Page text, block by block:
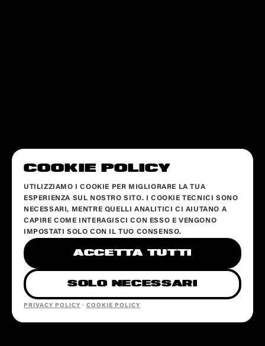
COOKIE POLICY
UTILIZZIAMO I COOKIE PER MIGLIORARE LA TUA
ESPERIENZA SUL NOSTRO SITO. I COOKIE TECNICI SONO
NECESSARI, MENTRE QUELLI ANALITICI CI AIUTANO A
CAPIRE COME INTERAGISCI CON ESSO E VENGONO
IMPOSTATI SOLO CON IL TUO CONSENSO.
ACCETTA TUTTI
SOLO NECESSARI
PRIVACY POLICY · COOKIE POLICY